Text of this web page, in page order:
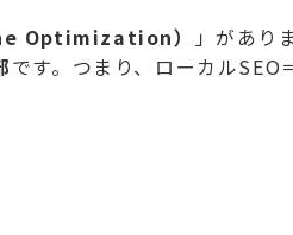
Optimization） 」があり
です。つまり、ローカルSEO